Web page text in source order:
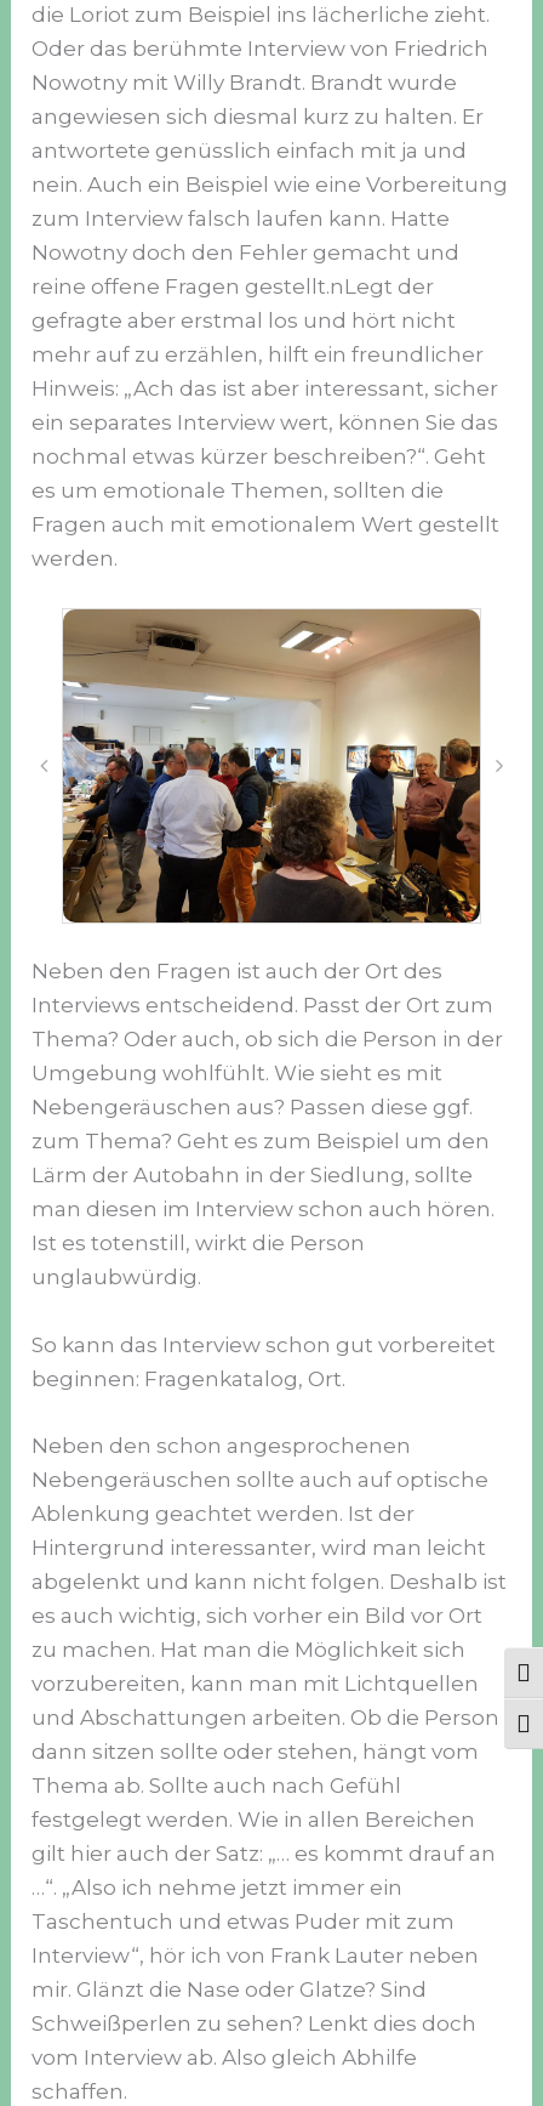
die Loriot zum Beispiel ins lächerliche zieht.
Oder das berühmte Interview von Friedrich
Nowotny mit Willy Brandt. Brandt wurde
angewiesen sich diesmal kurz zu halten. Er
antwortete genüsslich einfach mit ja und
nein. Auch ein Beispiel wie eine Vorbereitung
zum Interview falsch laufen kann. Hatte
Nowotny doch den Fehler gemacht und
reine offene Fragen gestellt.nLegt der
gefragte aber erstmal los und hört nicht
mehr auf zu erzählen, hilft ein freundlicher
Hinweis: „Ach das ist aber interessant, sicher
ein separates Interview wert, können Sie das
nochmal etwas kürzer beschreiben?“. Geht
es um emotionale Themen, sollten die
Fragen auch mit emotionalem Wert gestellt
werden.
Neben den Fragen ist auch der Ort des
Interviews entscheidend. Passt der Ort zum
Thema? Oder auch, ob sich die Person in der
Umgebung wohlfühlt. Wie sieht es mit
Nebengeräuschen aus? Passen diese ggf.
zum Thema? Geht es zum Beispiel um den
Lärm der Autobahn in der Siedlung, sollte
man diesen im Interview schon auch hören.
Ist es totenstill, wirkt die Person
unglaubwürdig.
So kann das Interview schon gut vorbereitet
beginnen: Fragenkatalog, Ort.
Neben den schon angesprochenen
Nebengeräuschen sollte auch auf optische
Ablenkung geachtet werden. Ist der
Hintergrund interessanter, wird man leicht
abgelenkt und kann nicht folgen. Deshalb ist
es auch wichtig, sich vorher ein Bild vor Ort
zu machen. Hat man die Möglichkeit sich
vorzubereiten, kann man mit Lichtquellen
und Abschattungen arbeiten. Ob die Person
dann sitzen sollte oder stehen, hängt vom
Thema ab. Sollte auch nach Gefühl
festgelegt werden. Wie in allen Bereichen
gilt hier auch der Satz: „… es kommt drauf an
…“. „Also ich nehme jetzt immer ein
Taschentuch und etwas Puder mit zum
Interview“, hör ich von Frank Lauter neben
mir. Glänzt die Nase oder Glatze? Sind
Schweißperlen zu sehen? Lenkt dies doch
vom Interview ab. Also gleich Abhilfe
schaffen.